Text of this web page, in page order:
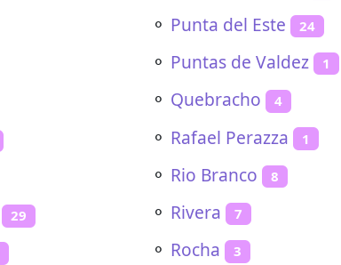
29
⚬ Punta del Este 24
⚬ Puntas de Valdez 1
⚬ Quebracho 4
⚬ Rafael Perazza 1
⚬ Rio Branco 8
⚬ Rivera 7
⚬ Rocha 3